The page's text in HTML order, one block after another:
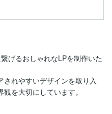
げるおしゃれなLPを制作いた
れやすいデザインを取り入
を大切にしています。